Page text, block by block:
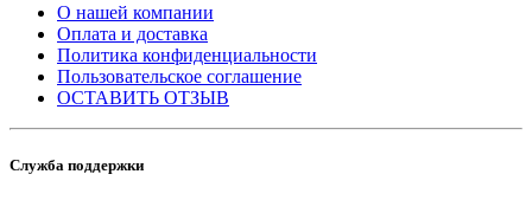
О нашей компании
Оплата и доставка
Политика конфиденциальности
Пользовательское соглашение
ОСТАВИТЬ ОТЗЫВ
Служба поддержки